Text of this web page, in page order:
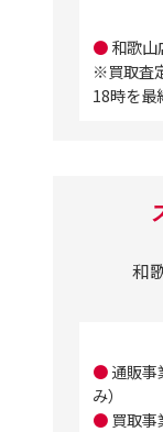
●和歌山
※買取査
18時を最
和
●通販事
み）
●買取事